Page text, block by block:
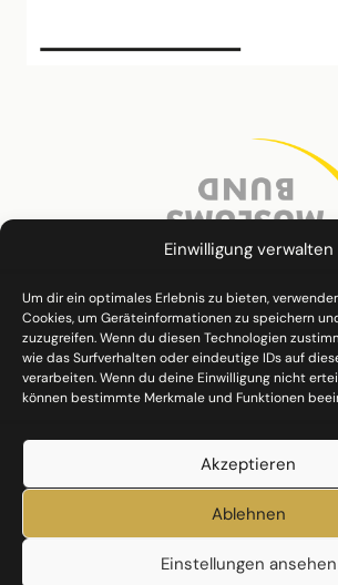
Einwilligung verwalten
Um dir ein optimales Erlebnis zu bieten,
Cookies, um Geräteinformationen zu speichern
zuzugreifen. Wenn du diesen Technologien
wie das Surfverhalten oder eindeutige IDs auf
verarbeiten. Wenn du deine Einwilligung nicht
können bestimmte Merkmale und Funktionen
Akzeptieren
Ablehnen
Einstellungen ansehen